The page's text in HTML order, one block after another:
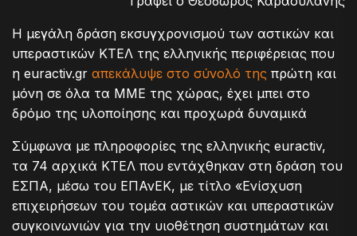
Η μεγάλη δράση εκσυγχρονισμού των αστικών και
υπεραστικών ΚΤΕΛ της ελληνικής περιφέρειας που
η euractiv.gr απεκάλυψε στο σύνολό της πρώτη και
μόνη σε όλα τα ΜΜΕ της χώρας, έχει μπει στο
δρόμο της υλοποίησης και προχωρά δυναμικά
Σύμφωνα με πληροφορίες της ελληνικής euractiv,
τα 74 αρχικά ΚΤΕΛ που εντάχθηκαν στη δράση του
ΕΣΠΑ, μέσω του ΕΠΑνΕΚ, με τίτλο «Ενίσχυση
επιχειρήσεων του τομέα αστικών και υπεραστικών
συγκοινωνιών για την υιοθέτηση συστημάτων και